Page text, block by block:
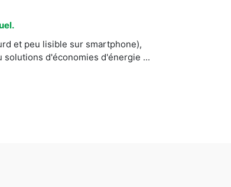
et peu lisible sur smartphone),
d'économies d'énergie ...